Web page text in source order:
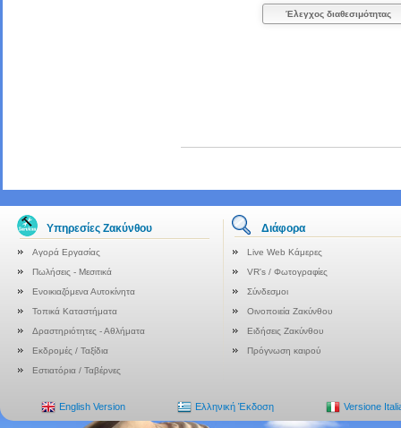
Έλεγχος διαθεσιμότητας
Υπηρεσίες Ζακύνθου Διάφορα
Αγορά Εργασίας
Live Web Κάμερες
Πωλήσεις - Μεσιτικά
VR's / Φωτογραφίες
Ενοικιαζόμενα Αυτοκίνητα
Σύνδεσμοι
Τοπικά Καταστήματα
Οινοποιεία Ζακύνθου
Δραστηριότητες - Αθλήματα
Ειδήσεις Ζακύνθου
Εκδρομές / Ταξίδια
Πρόγνωση καιρού
Εστιατόρια / Ταβέρνες
English Version Ελληνική Έκδοση Versione